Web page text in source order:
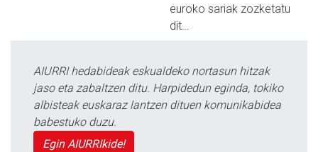
euroko sariak zozketatu
dit…
AIURRI hedabideak eskualdeko nortasun hitzak
jaso eta zabaltzen ditu. Harpidedun eginda, tokiko
albisteak euskaraz lantzen dituen komunikabidea
babestuko duzu.
Egin AIURRIkide!